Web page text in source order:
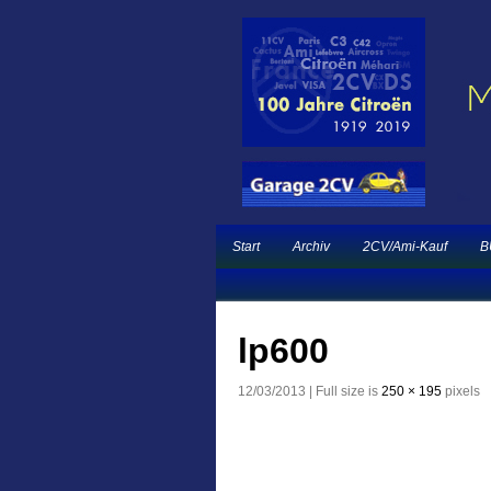
Ein neuer
French Classic
Garage 2CV – Automobile Klassiker
Start Archiv 2CV/Ami-Kauf
lp600
12/03/2013 | Full size is 250 × 195 pixels